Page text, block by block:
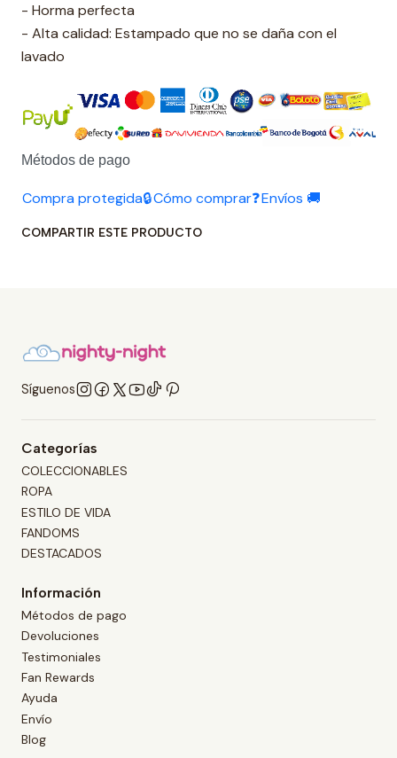
- Horma perfecta
- Alta calidad: Estampado que no se daña con el
lavado
Métodos de pago
Compra protegida🔒Cómo comprar❓Envíos 🚚
COMPARTIR ESTE PRODUCTO
Síguenos
Categorías
COLECCIONABLES
ROPA
ESTILO DE VIDA
FANDOMS
DESTACADOS
Información
Métodos de pago
Devoluciones
Testimoniales
Fan Rewards
Ayuda
Envío
Blog